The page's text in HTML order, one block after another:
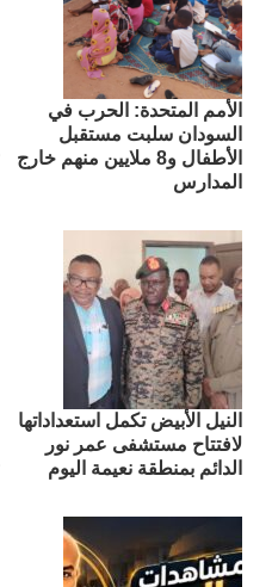
الأمم المتحدة: الحرب في
السودان سلبت مستقبل
الأطفال و8 ملايين منهم خارج
المدارس
النيل الأبيض تكمل استعداداتها
لافتتاح مستشفى عمر نور
الدائم بمنطقة نعيمة اليوم